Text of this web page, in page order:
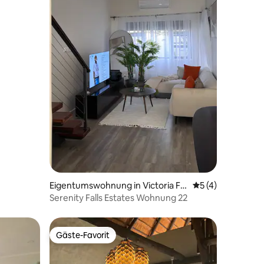
Eigentumswohnung in Victoria Fal
ls
5 (4)
Serenity Falls Estates Wohnung 22
Gäste-Favorit
Gäste-Favorit